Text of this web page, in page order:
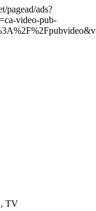
pagead/ads?
video-pub-
, TV